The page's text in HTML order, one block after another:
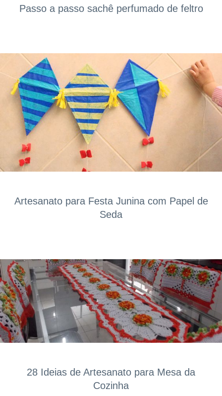
Passo a passo sachê perfumado de feltro
Artesanato para Festa Junina com Papel de
Seda
28 Ideias de Artesanato para Mesa da
Cozinha